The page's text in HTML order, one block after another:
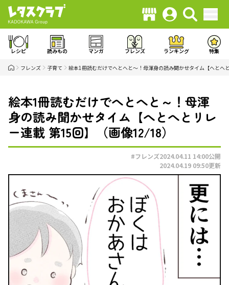
レシピ 読みもの マンガ フレンズ ランキング 特集
フレンズ 子育て 絵本1冊読むだけでへとへと～！母渾身の読み聞かせタイム【へとへ
絵本1冊読むだけでへとへと～！母渾
身の読み聞かせタイム【へとへとリレ
ー連載 第15回】（画像12/18）
#フレンズ2024.04.11 14:00公開
2024.04.19 09:50更新